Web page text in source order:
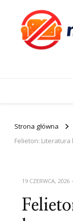
Strona główna
Felieton:
19 CZERWCA, 2026